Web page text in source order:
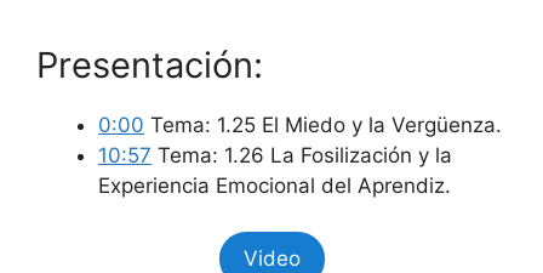
Presentación:
0:00 Tema: 1.25 El Miedo y la Vergüenza.
10:57 Tema: 1.26 La Fosilización y la
Experiencia Emocional del Aprendiz.
Video